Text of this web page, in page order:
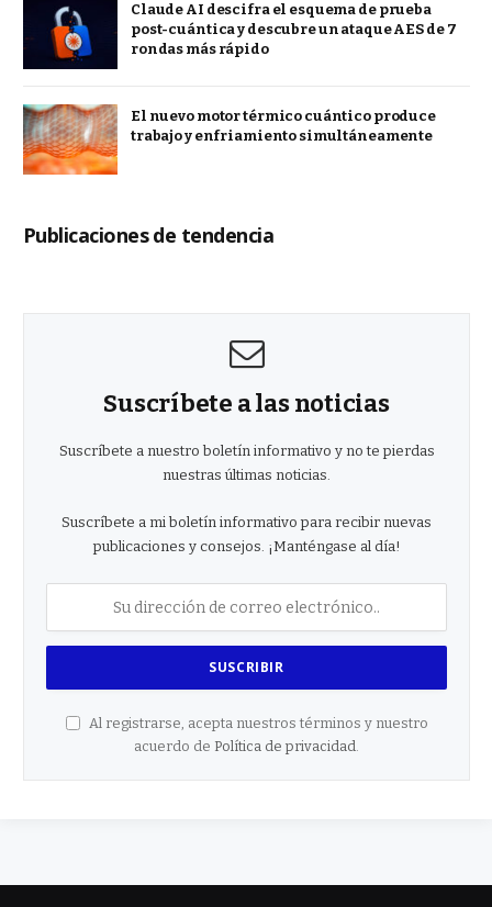
Claude AI descifra el esquema de prueba
post-cuántica y descubre un ataque AES de 7
rondas más rápido
El nuevo motor térmico cuántico produce
trabajo y enfriamiento simultáneamente
Publicaciones de tendencia
Suscríbete a las noticias
Suscríbete a nuestro boletín informativo y no te pierdas
nuestras últimas noticias.
Suscríbete a mi boletín informativo para recibir nuevas
publicaciones y consejos. ¡Manténgase al día!
Al registrarse, acepta nuestros términos y nuestro
acuerdo de Política de privacidad.